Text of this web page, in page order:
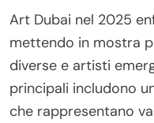
Art Dubai nel 2025
mettendo in mostra
diverse e artisti
principali includono
che rappresentano